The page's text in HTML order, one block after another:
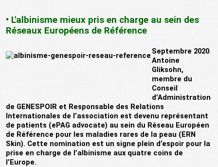
• L'albinisme mieux pris en charge au sein des
Réseaux Européens de Référence
Septembre 2020
Antoine
Gliksohn,
membre du
Conseil
d’Administration
de GENESPOIR et Responsable des Relations
Internationales de l’association est devenu représentant
de patients (ePAG advocate) au sein du Réseau Européen
de Référence pour les maladies rares de la peau (ERN
Skin). Cette nomination est un signe plein d’espoir pour la
prise en charge de l’albinisme aux quatre coins de
l’Europe.